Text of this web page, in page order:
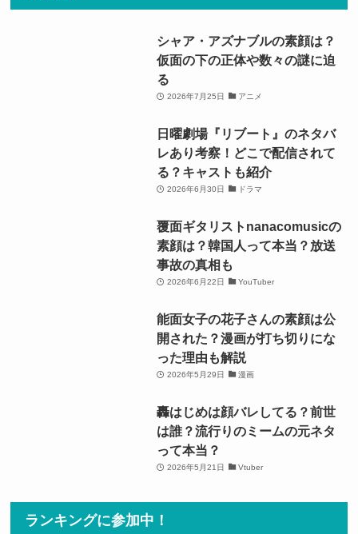
シャア・アズナブルの素顔は？
仮面の下の正体や数々の謎に迫
る
2026年7月25日 アニメ
日曜劇場『リブート』のネタバ
レあり考察！どこで配信されて
る？キャストも紹介
2026年6月30日 ドラマ
覆面ギタリストnanacomusicの
素顔は？韓国人って本当？放送
事故の真相も
2026年6月22日 YouTuber
能面女子の花子さんの素顔は公
開された？漫画が打ち切りにな
った理由も解説
2026年5月29日 漫画
轟はじめは顔バレしてる？前世
は誰？流行りのミームの元ネタ
って本当？
2026年5月21日 Vtuber
ランキングに参加中！